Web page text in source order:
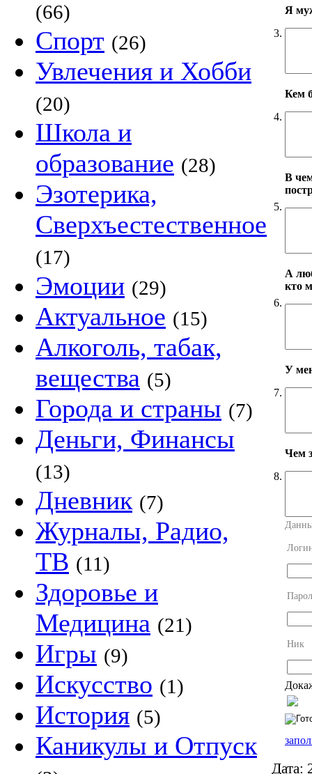
(66)
Спорт (26)
Увлечения и Хобби
(20)
Школа и
образование (28)
Эзотерика,
Сверхъестественное
(17)
Эмоции (29)
Актуальное (15)
Алкоголь, табак,
вещества (5)
Города и страны (7)
Деньги, Финансы
(13)
Дневник (7)
Журналы, Радио,
ТВ (11)
Здоровье и
Медицина (21)
Игры (9)
Искусство (1)
История (5)
Каникулы и Отпуск
3.
Я
4.
Кем
5.
В
6.
А
кто
7.
У
8.
Чем
Ник
Дата: